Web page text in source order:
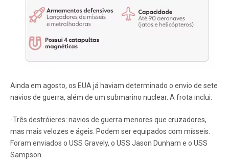
Ainda em agosto, os EUA já haviam determinado o envio de sete
navios de guerra, além de um submarino nuclear. A frota inclui:
-Três destróieres: navios de guerra menores que cruzadores,
mas mais velozes e ágeis. Podem ser equipados com mísseis.
Foram enviados o USS Gravely, o USS Jason Dunham e o USS
Sampson.